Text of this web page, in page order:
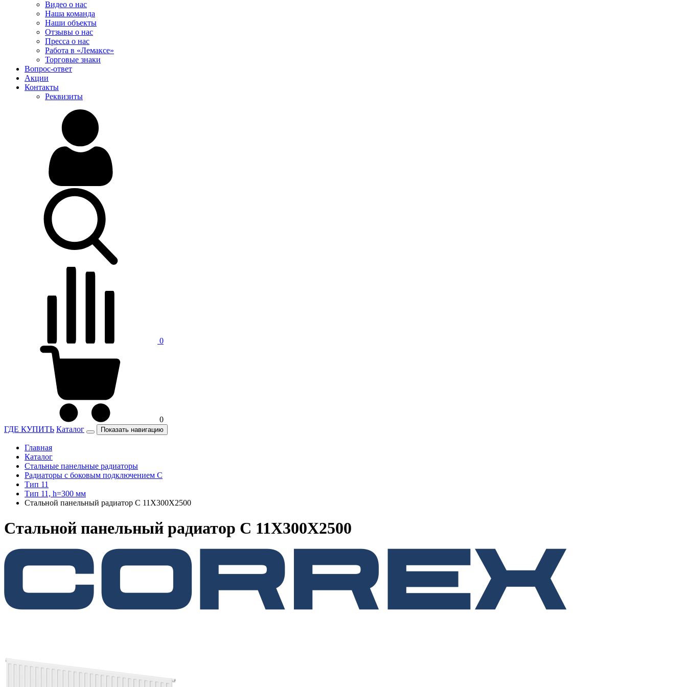
Видео о нас
Наша команда
Наши объекты
Отзывы о нас
Пресса о нас
Работа в «Лемаксе»
Торговые знаки
Вопрос-ответ
Акции
Контакты
Реквизиты
0
0
ГДЕ КУПИТЬ Каталог Показать навигацию
Главная
Каталог
Стальные панельные радиаторы
Радиаторы c боковым подключением C
Тип 11
Тип 11, h=300 мм
Стальной панельный радиатор C 11Х300Х2500
Стальной панельный радиатор C 11Х300Х2500